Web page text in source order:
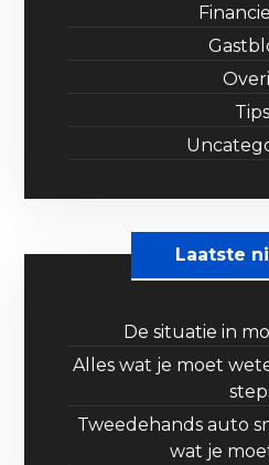
Tips
Laatste
De situatie in
Alles wat je moet
Tweedehands auto
wat je